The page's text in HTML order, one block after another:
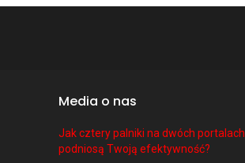
Media o nas
Jak cztery palniki na dwóch portalach
podniosą Twoją efektywność?